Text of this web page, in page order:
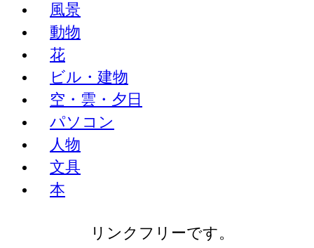
風景
動物
花
ビル・建物
空・雲・夕日
パソコン
人物
文具
本
リンクフリーです。